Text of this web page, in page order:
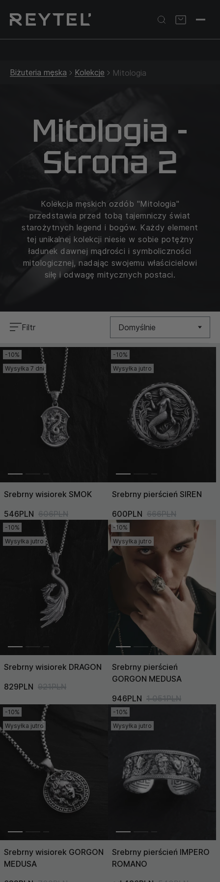
Biżuteria męska Kolekcje Mitologia
Mitologia -
Strona 2
Кolekcja męskich ozdób "Mitologia"
przedstawia przed tobą tajemniczy świat
starożytnych legend i bogów. Każdy element
tej unikalnej kolekcji niesie w sobie potężny
ładunek dawnej mądrości i symboliczności
mitologicznej, nadając swojemu właścicielowi
siłę i odwagę mitycznych postaci.
Filtr Domyślnie
Nowość
Wysoka)
Cena (Wysoka >
Niska)
Złota biżuteria: –30% | Do 31.08
-10%
Wysyłka 7 dni
Srebrny wisiorek SMOK
546PLN 606PLN
-10%
Wysyłka jutro
Srebrny pierścień SIREN
600PLN 666PLN
-10%
Wysyłka jutro
Srebrny wisiorek DRAGON
829PLN 921PLN
-10%
Wysyłka jutro
Srebrny pierścień
GORGON MEDUSA
946PLN 1 051PLN
-10%
Wysyłka jutro
Srebrny wisiorek GORGON
MEDUSA
-10%
Wysyłka jutro
Srebrny pierścień IMPERO
ROMANO